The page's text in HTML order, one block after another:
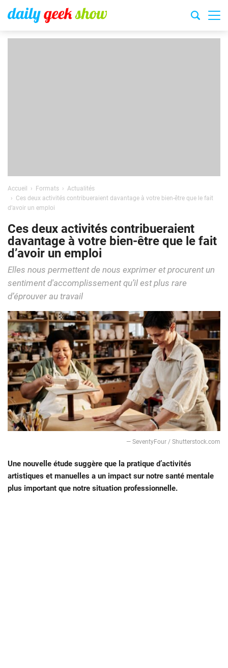
Accueil Formats
Actualités
Ces deux activités contribueraient davantage à votre bien-être que le fait
d’avoir un emploi
Ces deux activités contribueraient
davantage à votre bien-être que le fait
d’avoir un emploi
Elles nous permettent de nous exprimer et procurent un
sentiment d'accomplissement qu’il est plus rare
d’éprouver au travail
— SeventyFour / Shutterstock.com
Une nouvelle étude suggère que la pratique d’activités
artistiques et manuelles a un impact sur notre santé mentale
plus important que notre situation professionnelle.